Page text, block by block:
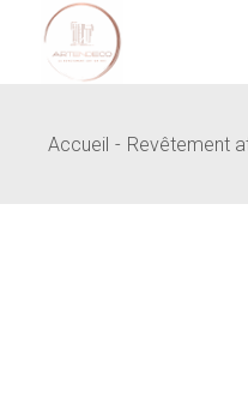
content
Accueil Revêtement